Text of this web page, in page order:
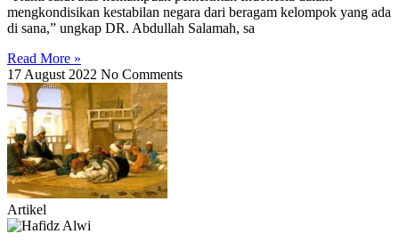
mengkondisikan kestabilan negara dari beragam kelompok yang ada
di sana,” ungkap DR. Abdullah Salamah, sa
Read More »
17 August 2022 No Comments
Artikel